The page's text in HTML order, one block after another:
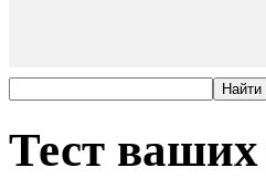
Тест ваших